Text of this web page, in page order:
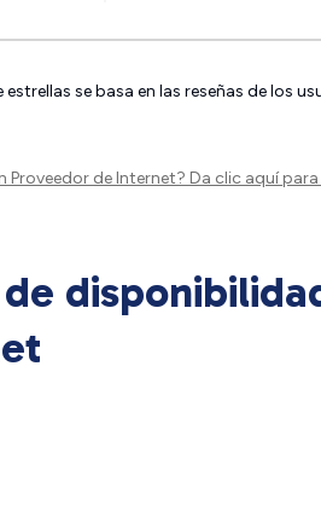
se basa en las reseñas de los
Proveedor de Internet? Da clic aquípara